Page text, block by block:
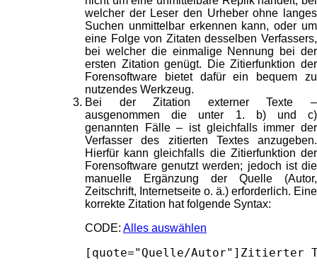
welcher der Leser den Urheber ohne langes
Suchen unmittelbar erkennen kann, oder um
eine Folge von Zitaten desselben Verfassers,
bei welcher die einmalige Nennung bei der
ersten Zitation genügt. Die Zitierfunktion der
Forensoftware bietet dafür ein bequem zu
nutzendes Werkzeug.
Bei der Zitation externer Texte –
ausgenommen die unter 1. b) und c)
genannten Fälle – ist gleichfalls immer der
Verfasser des zitierten Textes anzugeben.
Hierfür kann gleichfalls die Zitierfunktion der
Forensoftware genutzt werden; jedoch ist die
manuelle Ergänzung der Quelle (Autor,
Zeitschrift, Internetseite o. ä.) erforderlich. Eine
korrekte Zitation hat folgende Syntax:
CODE: Alles auswählen
[quote="Quelle/Autor"]Zitierter